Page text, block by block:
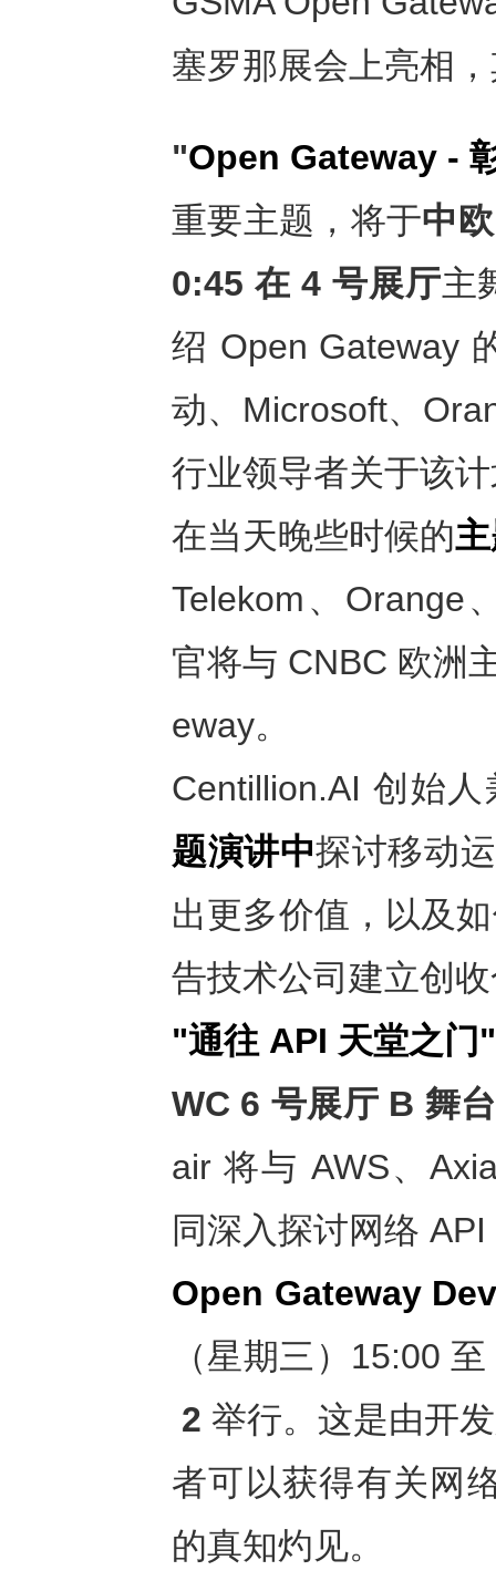
塞罗那展会上亮相
"Open Gateway -
重要主题，将于中
0:45 在 4号展厅主
绍 Open Gateway
动、Microsoft、
行业领导者关于该
在当天晚些时候的
Telekom、Orange
官将与 CNBC 欧洲
eway。
Centillion.AI 创始
题演讲中探讨移动
出更多价值，以及
告技术公司建立创
"通往API 天堂之门 "
WC 6 号展厅 B 舞台
air 将与 AWS、
同深入探讨网络
Open Gateway
（星期三）15:00
2 举行。这是由开
者可以获得有关网
的真知灼见。